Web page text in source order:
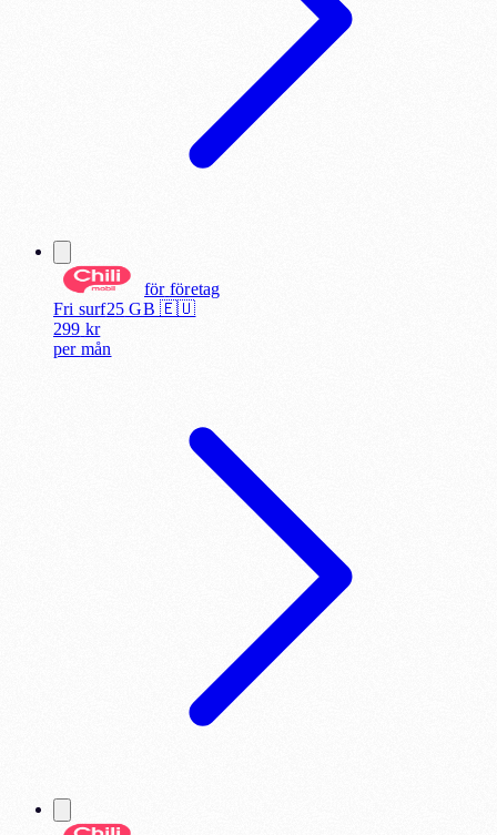
för företag
Fri surf25 GB 🇪🇺
299 kr
per mån